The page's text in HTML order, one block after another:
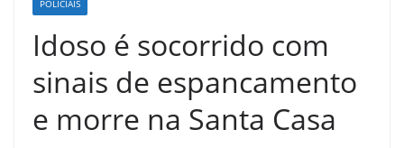
POLICIAIS
Idoso é socorrido com
sinais de espancamento
e morre na Santa Casa